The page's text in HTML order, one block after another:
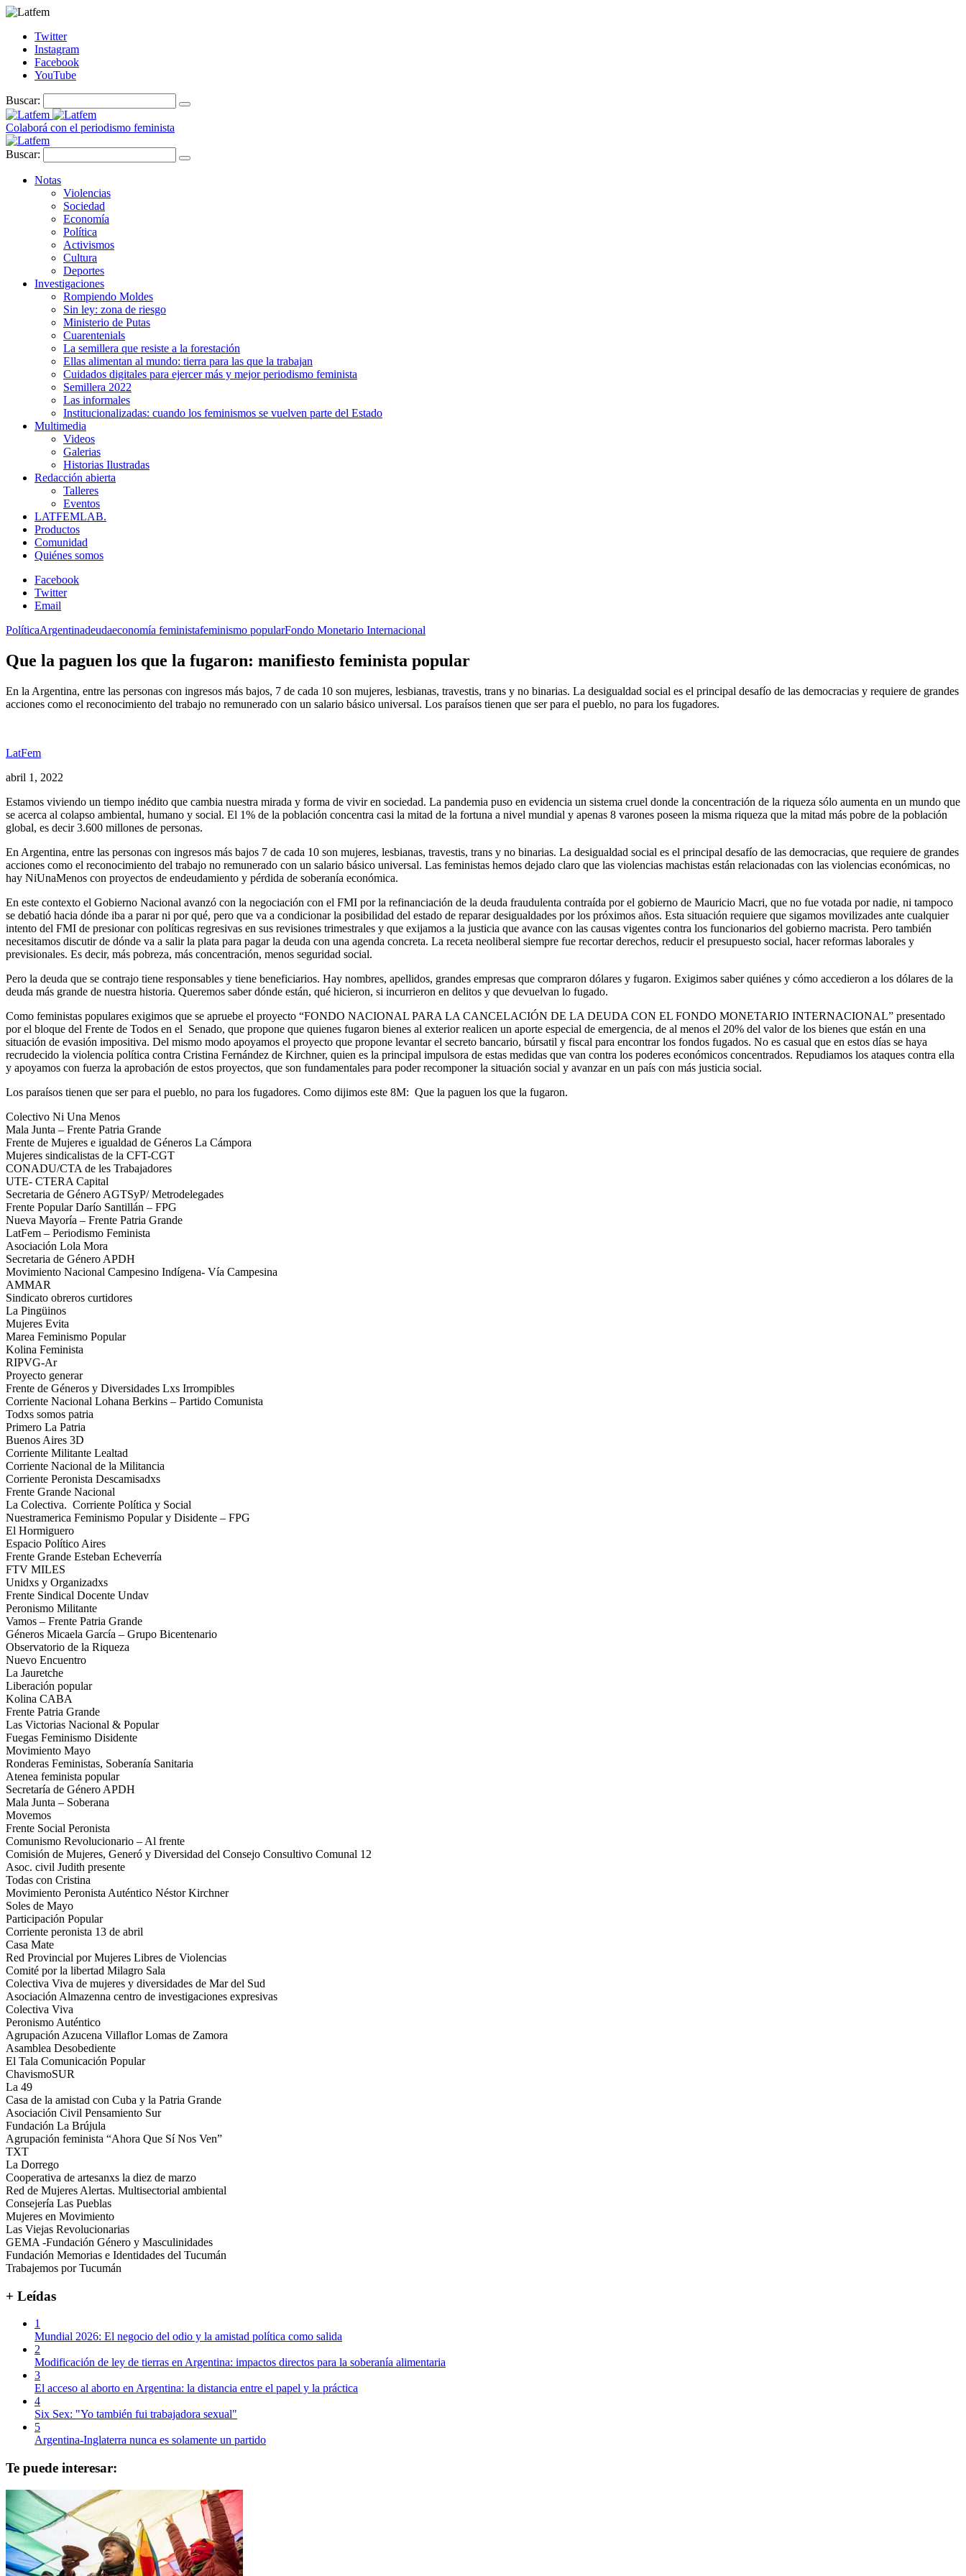
Twitter
Instagram
Facebook
YouTube
Buscar:
Colaborá con el periodismo feminista
Buscar:
Notas
Violencias
Sociedad
Economía
Política
Activismos
Cultura
Deportes
Investigaciones
Rompiendo Moldes
Sin ley: zona de riesgo
Ministerio de Putas
Cuarentenials
La semillera que resiste a la forestación
Ellas alimentan al mundo: tierra para las que la trabajan
Cuidados digitales para ejercer más y mejor periodismo feminista
Semillera 2022
Las informales
Institucionalizadas: cuando los feminismos se vuelven parte del Estado
Multimedia
Videos
Galerias
Historias Ilustradas
Redacción abierta
Talleres
Eventos
LATFEMLAB.
Productos
Comunidad
Quiénes somos
Facebook
Twitter
Email
PolíticaArgentinadeudaeconomía feministafeminismo popularFondo Monetario Internacional
Que la paguen los que la fugaron: manifiesto feminista popular
En la Argentina, entre las personas con ingresos más bajos, 7 de cada 10 son mujeres, lesbianas, travestis, trans y no binarias. La desigualdad social es el principal desafío de las democracias y requiere de grandes
acciones como el reconocimiento del trabajo no remunerado con un salario básico universal. Los paraísos tienen que ser para el pueblo, no para los fugadores.
LatFem
abril 1, 2022
Estamos viviendo un tiempo inédito que cambia nuestra mirada y forma de vivir en sociedad. La pandemia puso en evidencia un sistema cruel donde la concentración de la riqueza sólo aumenta en un mundo que
se acerca al colapso ambiental, humano y social. El 1% de la población concentra casi la mitad de la fortuna a nivel mundial y apenas 8 varones poseen la misma riqueza que la mitad más pobre de la población
global, es decir 3.600 millones de personas.
En Argentina, entre las personas con ingresos más bajos 7 de cada 10 son mujeres, lesbianas, travestis, trans y no binarias. La desigualdad social es el principal desafío de las democracias, que requiere de grandes
acciones como el reconocimiento del trabajo no remunerado con un salario básico universal. Las feministas hemos dejado claro que las violencias machistas están relacionadas con las violencias económicas, no
hay NiUnaMenos con proyectos de endeudamiento y pérdida de soberanía económica.
En este contexto el Gobierno Nacional avanzó con la negociación con el FMI por la refinanciación de la deuda fraudulenta contraída por el gobierno de Mauricio Macri, que no fue votada por nadie, ni tampoco
se debatió hacia dónde iba a parar ni por qué, pero que va a condicionar la posibilidad del estado de reparar desigualdades por los próximos años. Esta situación requiere que sigamos movilizades ante cualquier
intento del FMI de presionar con políticas regresivas en sus revisiones trimestrales y que exijamos a la justicia que avance con las causas vigentes contra los funcionarios del gobierno macrista. Pero también
necesitamos discutir de dónde va a salir la plata para pagar la deuda con una agenda concreta. La receta neoliberal siempre fue recortar derechos, reducir el presupuesto social, hacer reformas laborales y
previsionales. Es decir, más pobreza, más concentración, menos seguridad social.
Pero la deuda que se contrajo tiene responsables y tiene beneficiarios. Hay nombres, apellidos, grandes empresas que compraron dólares y fugaron. Exigimos saber quiénes y cómo accedieron a los dólares de la
deuda más grande de nuestra historia. Queremos saber dónde están, qué hicieron, si incurrieron en delitos y que devuelvan lo fugado.
Como feministas populares exigimos que se apruebe el proyecto “FONDO NACIONAL PARA LA CANCELACIÓN DE LA DEUDA CON EL FONDO MONETARIO INTERNACIONAL” presentado
por el bloque del Frente de Todos en el Senado, que propone que quienes fugaron bienes al exterior realicen un aporte especial de emergencia, de al menos el 20% del valor de los bienes que están en una
situación de evasión impositiva. Del mismo modo apoyamos el proyecto que propone levantar el secreto bancario, búrsatil y fiscal para encontrar los fondos fugados. No es casual que en estos días se haya
recrudecido la violencia política contra Cristina Fernández de Kirchner, quien es la principal impulsora de estas medidas que van contra los poderes económicos concentrados. Repudiamos los ataques contra ella
y apoyamos con fuerza la aprobación de estos proyectos, que son fundamentales para poder recomponer la situación social y avanzar en un país con más justicia social.
Los paraísos tienen que ser para el pueblo, no para los fugadores. Como dijimos este 8M: Que la paguen los que la fugaron.
Colectivo Ni Una Menos
Mala Junta – Frente Patria Grande
Frente de Mujeres e igualdad de Géneros La Cámpora
Mujeres sindicalistas de la CFT-CGT
CONADU/CTA de les Trabajadores
UTE- CTERA Capital
Secretaria de Género AGTSyP/ Metrodelegades
Frente Popular Darío Santillán – FPG
Nueva Mayoría – Frente Patria Grande
LatFem – Periodismo Feminista
Asociación Lola Mora
Secretaria de Género APDH
Movimiento Nacional Campesino Indígena- Vía Campesina
AMMAR
Sindicato obreros curtidores
La Pingüinos
Mujeres Evita
Marea Feminismo Popular
Kolina Feminista
RIPVG-Ar
Proyecto generar
Frente de Géneros y Diversidades Lxs Irrompibles
Corriente Nacional Lohana Berkins – Partido Comunista
Todxs somos patria
Primero La Patria
Buenos Aires 3D
Corriente Militante Lealtad
Corriente Nacional de la Militancia
Corriente Peronista Descamisadxs
Frente Grande Nacional
La Colectiva. Corriente Política y Social
Nuestramerica Feminismo Popular y Disidente – FPG
El Hormiguero
Espacio Político Aires
Frente Grande Esteban Echeverría
FTV MILES
Unidxs y Organizadxs
Frente Sindical Docente Undav
Peronismo Militante
Vamos – Frente Patria Grande
Géneros Micaela García – Grupo Bicentenario
Observatorio de la Riqueza
Nuevo Encuentro
La Jauretche
Liberación popular
Kolina CABA
Frente Patria Grande
Las Victorias Nacional & Popular
Fuegas Feminismo Disidente
Movimiento Mayo
Ronderas Feministas, Soberanía Sanitaria
Atenea feminista popular
Secretaría de Género APDH
Mala Junta – Soberana
Movemos
Frente Social Peronista
Comunismo Revolucionario – Al frente
Comisión de Mujeres, Generó y Diversidad del Consejo Consultivo Comunal 12
Asoc. civil Judith presente
Todas con Cristina
Movimiento Peronista Auténtico Néstor Kirchner
Soles de Mayo
Participación Popular
Corriente peronista 13 de abril
Casa Mate
Red Provincial por Mujeres Libres de Violencias
Comité por la libertad Milagro Sala
Colectiva Viva de mujeres y diversidades de Mar del Sud
Asociación Almazenna centro de investigaciones expresivas
Colectiva Viva
Peronismo Auténtico
Agrupación Azucena Villaflor Lomas de Zamora
Asamblea Desobediente
El Tala Comunicación Popular
ChavismoSUR
La 49
Casa de la amistad con Cuba y la Patria Grande
Asociación Civil Pensamiento Sur
Fundación La Brújula
Agrupación feminista “Ahora Que Sí Nos Ven”
TXT
La Dorrego
Cooperativa de artesanxs la diez de marzo
Red de Mujeres Alertas. Multisectorial ambiental
Consejería Las Pueblas
Mujeres en Movimiento
Las Viejas Revolucionarias
GEMA -Fundación Género y Masculinidades
Fundación Memorias e Identidades del Tucumán
Trabajemos por Tucumán
+ Leídas
1
Mundial 2026: El negocio del odio y la amistad política como salida
2
Modificación de ley de tierras en Argentina: impactos directos para la soberanía alimentaria
3
El acceso al aborto en Argentina: la distancia entre el papel y la práctica
4
Six Sex: "Yo también fui trabajadora sexual"
5
Argentina-Inglaterra nunca es solamente un partido
Te puede interesar: